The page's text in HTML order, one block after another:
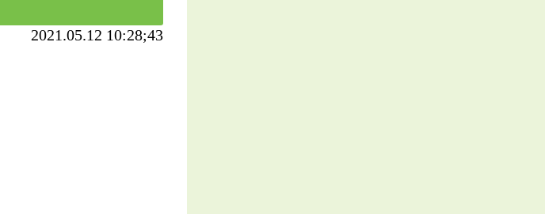
2021.05.12 10:28;43